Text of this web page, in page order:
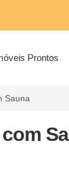
Prontos
Sauna